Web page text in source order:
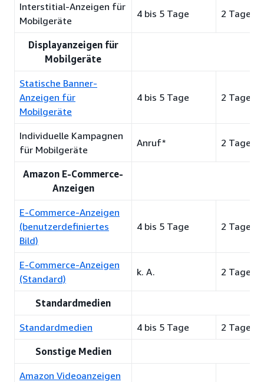
Interstitial-Anzeigen für
Mobilgeräte
4 bis 5 Tage 2 Tage
Displayanzeigen für
Mobilgeräte
Statische Banner-
Anzeigen für
Mobilgeräte
4 bis 5 Tage 2 Tage
Individuelle Kampagnen
für Mobilgeräte
Anruf* 2 Tage
Amazon E-Commerce-
Anzeigen
E-Commerce-Anzeigen
(benutzerdefiniertes
Bild)
4 bis 5 Tage 2 Tage
E-Commerce-Anzeigen
(Standard)
k. A. 2 Tage
Standardmedien
Standardmedien 4 bis 5 Tage 2 Tage
Sonstige Medien
Amazon Videoanzeigen